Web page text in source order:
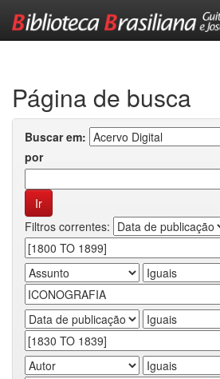
Página de busca
Buscar em:
por
Filtros correntes: